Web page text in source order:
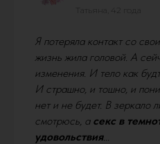
Татьяна, 42 года
Я потеряла контакт со
жизнь жила головой. А
изменения. И тело как
И страшно, и тошно, и
нет и не будет. В зеркало
смотрюсь, а секс в
удовольствия...